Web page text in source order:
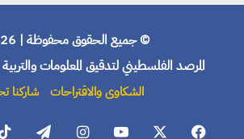
© جميع الحقوق محفوظة | 2026 |
المرصد الفلسطيني لتدقيق المعلومات والتربية
الشكاوى والاقتراحات شاركنا
فيسبوك يوتيوب انستقرام تيلقرام